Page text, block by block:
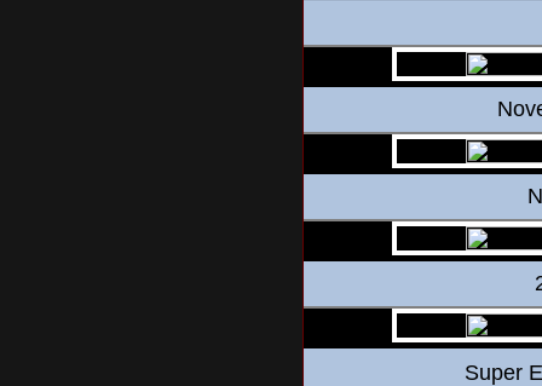
Super